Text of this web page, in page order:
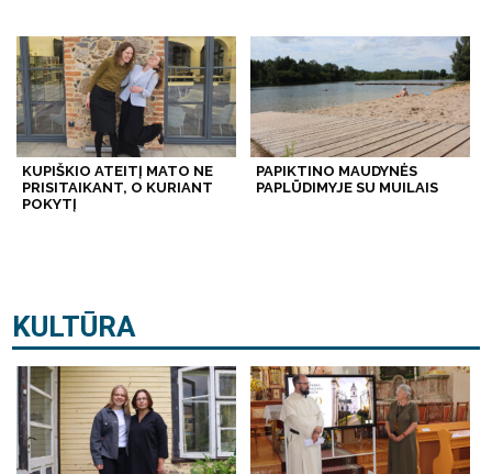
KUPIŠKIO ATEITĮ MATO NE
PRISITAIKANT, O KURIANT
POKYTĮ
PAPIKTINO MAUDYNĖS
PAPLŪDIMYJE SU MUILAIS
KULTŪRA